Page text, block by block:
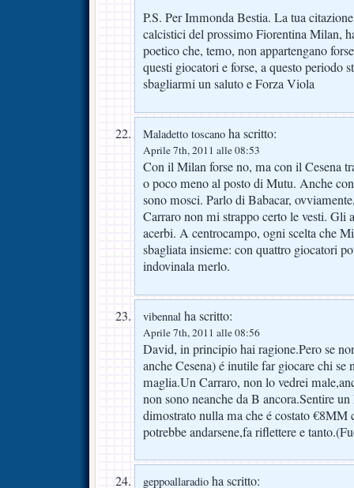
P.S. Per Immonda Bestia. La tua
calcistici del prossimo Fiorentina Milan,
poetico che, temo, non appartengano
questi giocatori e forse, a questo periodo
sbagliarmi un saluto e Forza Viola
Maladetto toscano ha scritto:
Aprile 7th, 2011 alle 08:53
Con il Milan forse no, ma con il Cesena
o poco meno al posto di Mutu. Anche
sono mosci. Parlo di Babacar,
Carraro non mi strappo certo le vesti. Gli
acerbi. A centrocampo, ogni scelta che
sbagliata insieme: con quattro giocatori
indovinala merlo.
vibennal ha scritto:
Aprile 7th, 2011 alle 08:56
David, in principio hai ragione.Pero se
anche Cesena) é inutile far giocare chi se
maglia.Un Carraro, non lo vedrei
non sono neanche da B ancora.Sentire
dimostrato nulla ma che é costato €8MM
potrebbe andarsene,fa riflettere e
geppoallaradio ha scritto: